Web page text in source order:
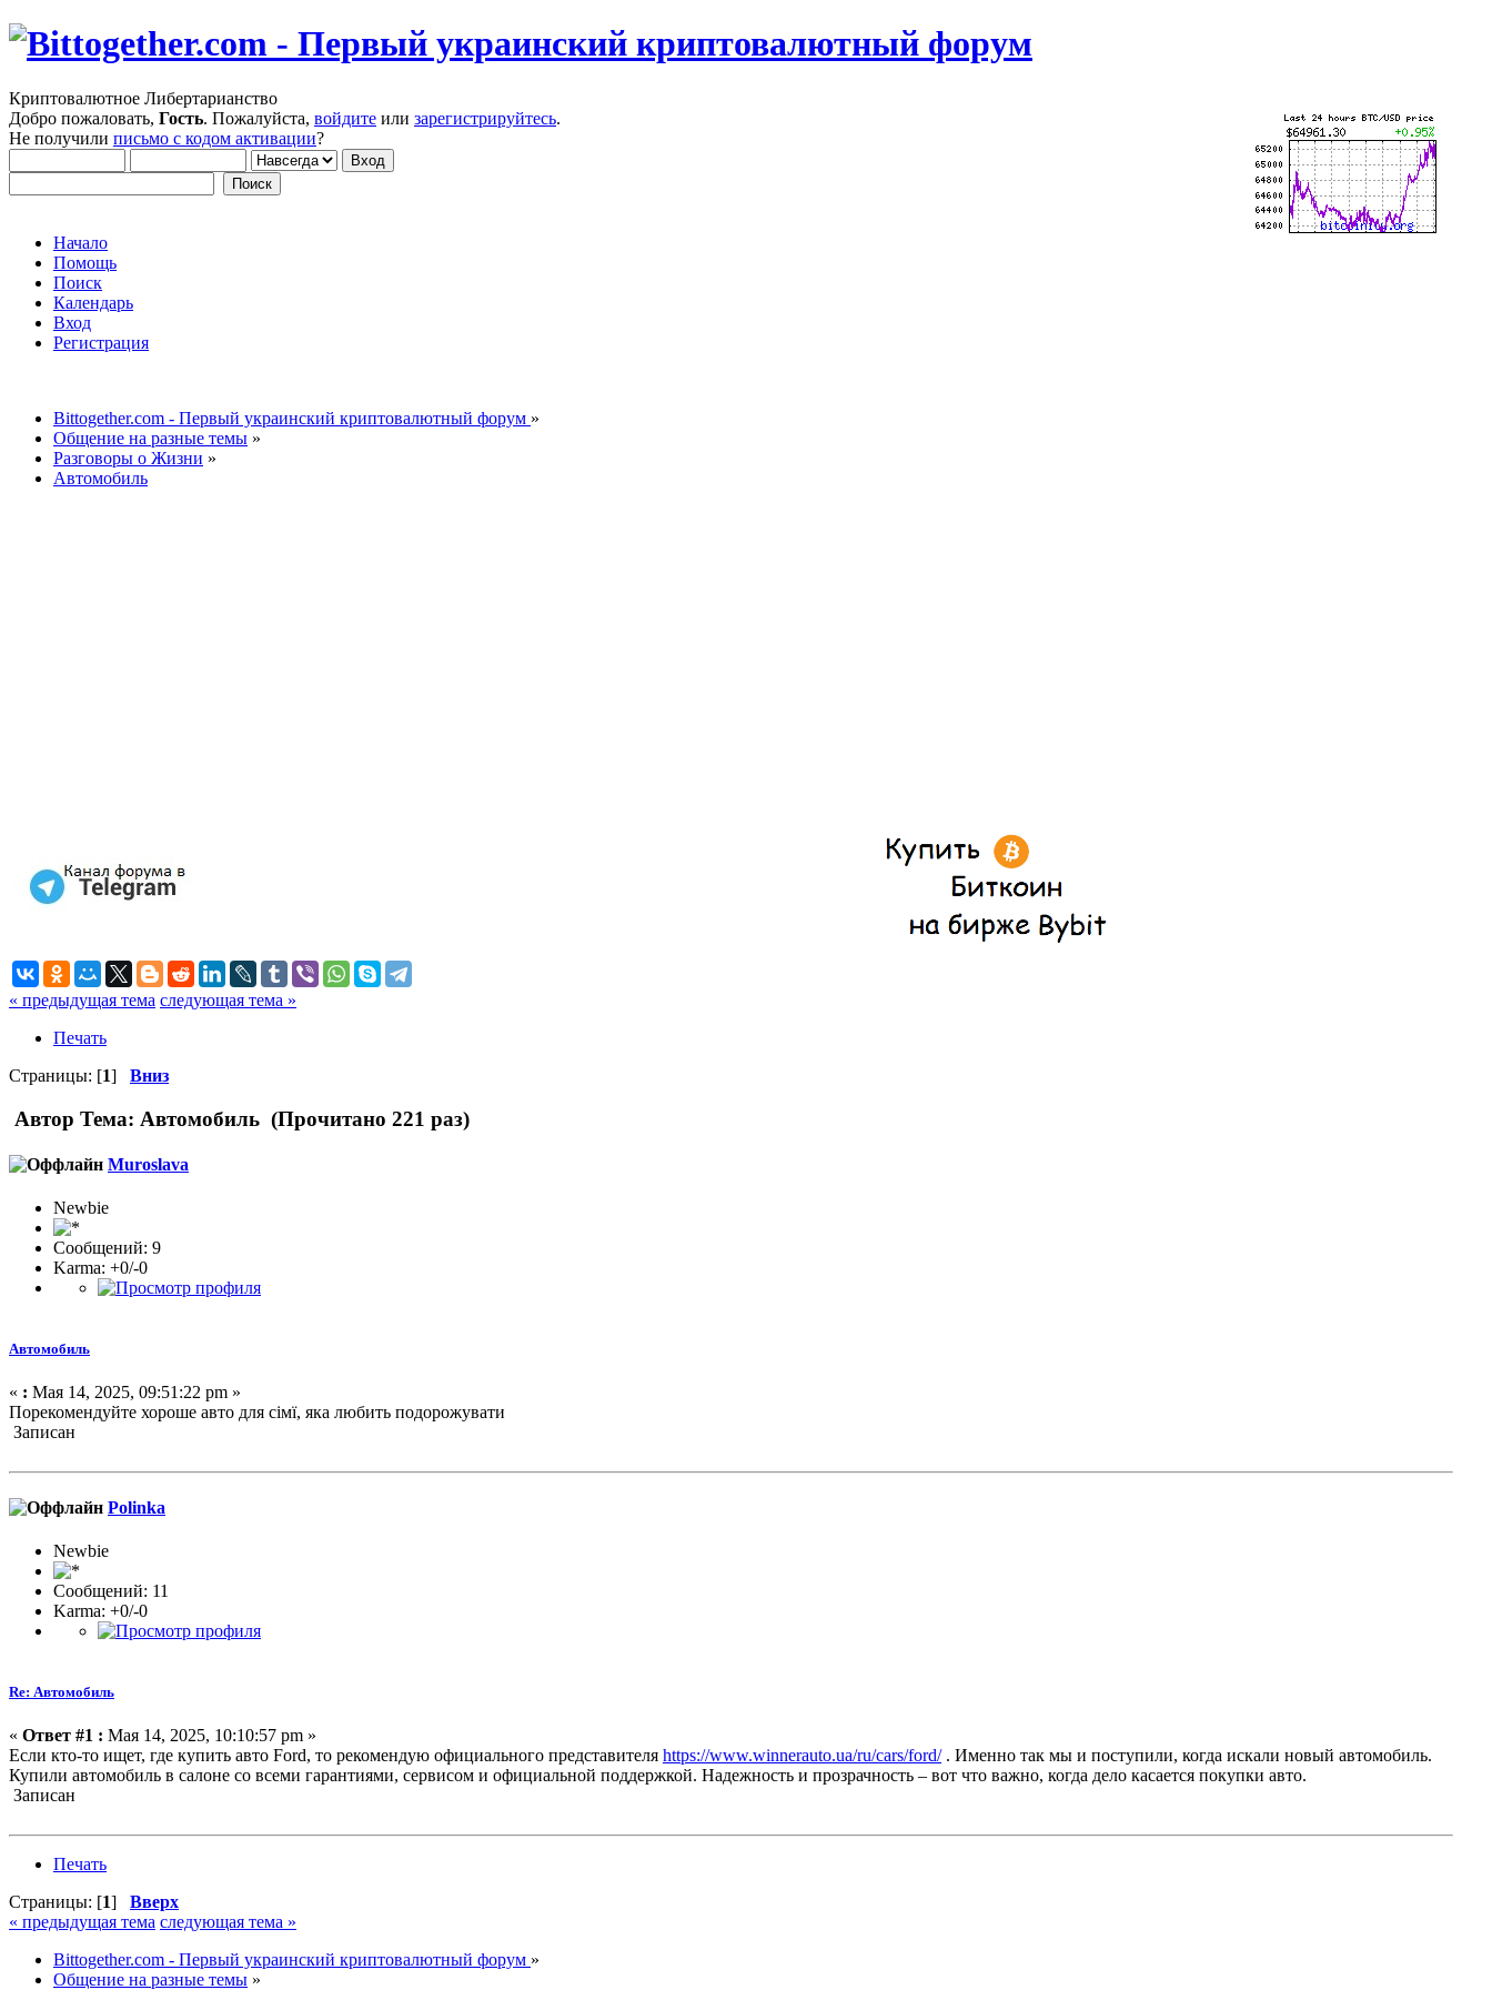
Криптовалютное Либертарианство
Добро пожаловать, Гость. Пожалуйста, войдите или зарегистрируйтесь.
Не получили письмо с кодом активации?
Начало
Помощь
Поиск
Календарь
Вход
Регистрация
Bittogether.com - Первый украинский криптовалютный форум »
Общение на разные темы »
Разговоры о Жизни »
Автомобиль
« предыдущая тема следующая тема »
Печать
Страницы: [1] Вниз
Автор Тема: Автомобиль (Прочитано 221 раз)
Muroslava
Newbie
Сообщений: 9
Karma: +0/-0
Автомобиль
« : Мая 14, 2025, 09:51:22 pm »
Порекомендуйте хороше авто для сімї, яка любить подорожувати
Записан
Polinka
Newbie
Сообщений: 11
Karma: +0/-0
Re: Автомобиль
« Ответ #1 : Мая 14, 2025, 10:10:57 pm »
Если кто-то ищет, где купить авто Ford, то рекомендую официального представителя https://www.winnerauto.ua/ru/cars/ford/. Именно так мы и поступили, когда искали новый автомобиль.
Купили автомобиль в салоне со всеми гарантиями, сервисом и официальной поддержкой. Надежность и прозрачность – вот что важно, когда дело касается покупки авто.
Записан
Печать
Страницы: [1] Вверх
« предыдущая тема следующая тема »
Bittogether.com - Первый украинский криптовалютный форум »
Общение на разные темы »